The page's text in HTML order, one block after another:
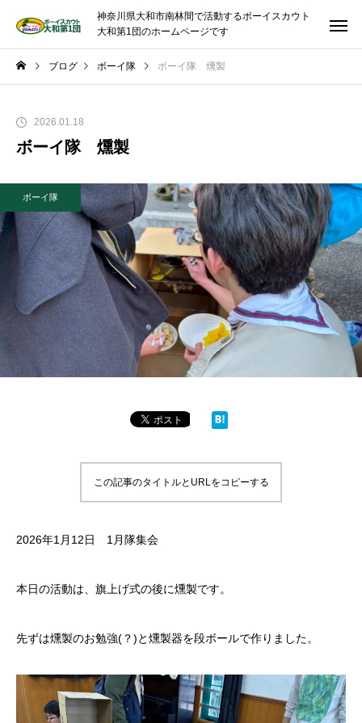
神奈川県大和市南林間で活動するボーイスカウト
大和第1団のホームページです
ブログ ボーイ隊 ボーイ隊 燻製
2026.01.18
ボーイ隊 燻製
ボーイ隊
この記事のタイトルとURLをコピーする
2026年1月12日 1月隊集会
本日の活動は、旗上げ式の後に燻製です。
先ずは燻製のお勉強(？)と燻製器を段ボールで作りました。